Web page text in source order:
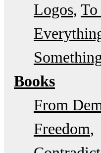
Logos To
Books
From
Freedom